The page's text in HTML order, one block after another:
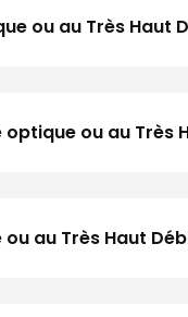
ou au Très Haut
ou au Très
au Très Haut